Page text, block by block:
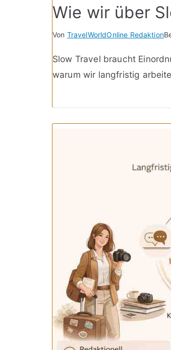
Wie wir über
Von TravelWorldOnline Redaktion
Slow Travel braucht
warum wir langfristig